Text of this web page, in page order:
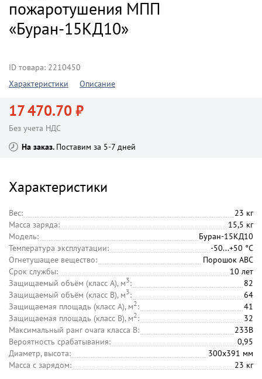
пожаротушения МПП
«Буран-15КД10»
ID товара: 2210450
Характеристики
Описание
17 470.70 ₽
Без учета НДС
На заказ Поставим за 5-7 дней
Характеристики
Вес:
23 кг
Масса заряда:
15,5 кг
Модель:
Буран-15КД10
Температура эксплуатации:
-50...+50 °C
Огнетушащее вещество:
Порошок АВС
Срок службы:
10 лет
Защищаемый объём (класс А), м3:
82
Защищаемый объём (класс В), м3:
64
Защищаемая площадь (класс А), м2:
41
Защищаемая площадь (класс В), м2:
32
Максимальный ранг очага класса В:
233B
Вероятность срабатывания:
0,95
Диаметр, высота:
300х391 мм
Масса с зарядом:
23 кг